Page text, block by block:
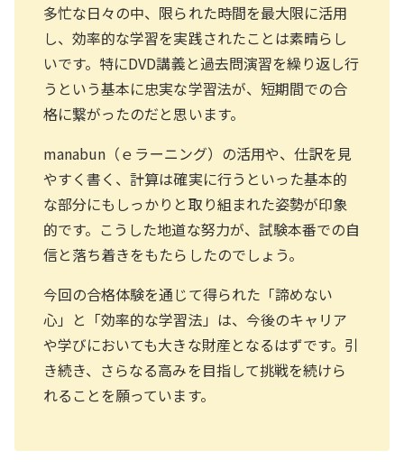
多忙な日々の中、限られた時間を最大限に活用
し、効率的な学習を実践されたことは素晴らし
いです。特にDVD講義と過去問演習を繰り返し行
うという基本に忠実な学習法が、短期間での合
格に繋がったのだと思います。
manabun（ｅラーニング）の活用や、仕訳を見
やすく書く、計算は確実に行うといった基本的
な部分にもしっかりと取り組まれた姿勢が印象
的です。こうした地道な努力が、試験本番での自
信と落ち着きをもたらしたのでしょう。
今回の合格体験を通じて得られた「諦めない
心」と「効率的な学習法」は、今後のキャリア
や学びにおいても大きな財産となるはずです。引
き続き、さらなる高みを目指して挑戦を続けら
れることを願っています。